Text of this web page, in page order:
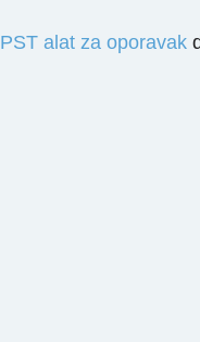
PST alat za oporavak